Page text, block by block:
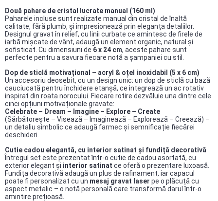
Două pahare de cristal lucrate manual (160 ml)
Paharele incluse sunt realizate manual din cristal de înaltă
calitate, fără plumb, și impresionează prin eleganța detaliilor.
Designul gravat în relief, cu linii curbate ce amintesc de firele de
iarbă mișcate de vânt, adaugă un element organic, natural și
sofisticat. Cu dimensiuni de 6 x 24 cm, aceste pahare sunt
perfecte pentru a savura fiecare notă a șampaniei cu stil.
Dop de sticlă motivațional – acryl & oțel inoxidabil (5 x 6 cm)
Un accesoriu deosebit, cu un design unic: un dop de sticlă cu bază
cauciucată pentru închidere etanșă, ce integrează un ac rotativ
inspirat din roata norocului. Fiecare rotire dezvăluie una dintre cele
cinci opțiuni motivaționale gravate:
Celebrate – Dream – Imagine – Explore – Create
(Sărbătorește – Visează – Imaginează – Explorează – Creează) –
un detaliu simbolic ce adaugă farmec și semnificație fiecărei
deschideri.
Cutie cadou elegantă, cu interior satinat și fundiță decorativă
Întregul set este prezentat într-o cutie de cadou asortată, cu
exterior elegant și interior satinat ce oferă o prezentare luxoasă.
Fundița decorativă adaugă un plus de rafinament, iar capacul
poate fi personalizat cu un mesaj gravat laser pe o plăcuță cu
aspect metalic – o notă personală care transformă darul într-o
amintire prețioasă.